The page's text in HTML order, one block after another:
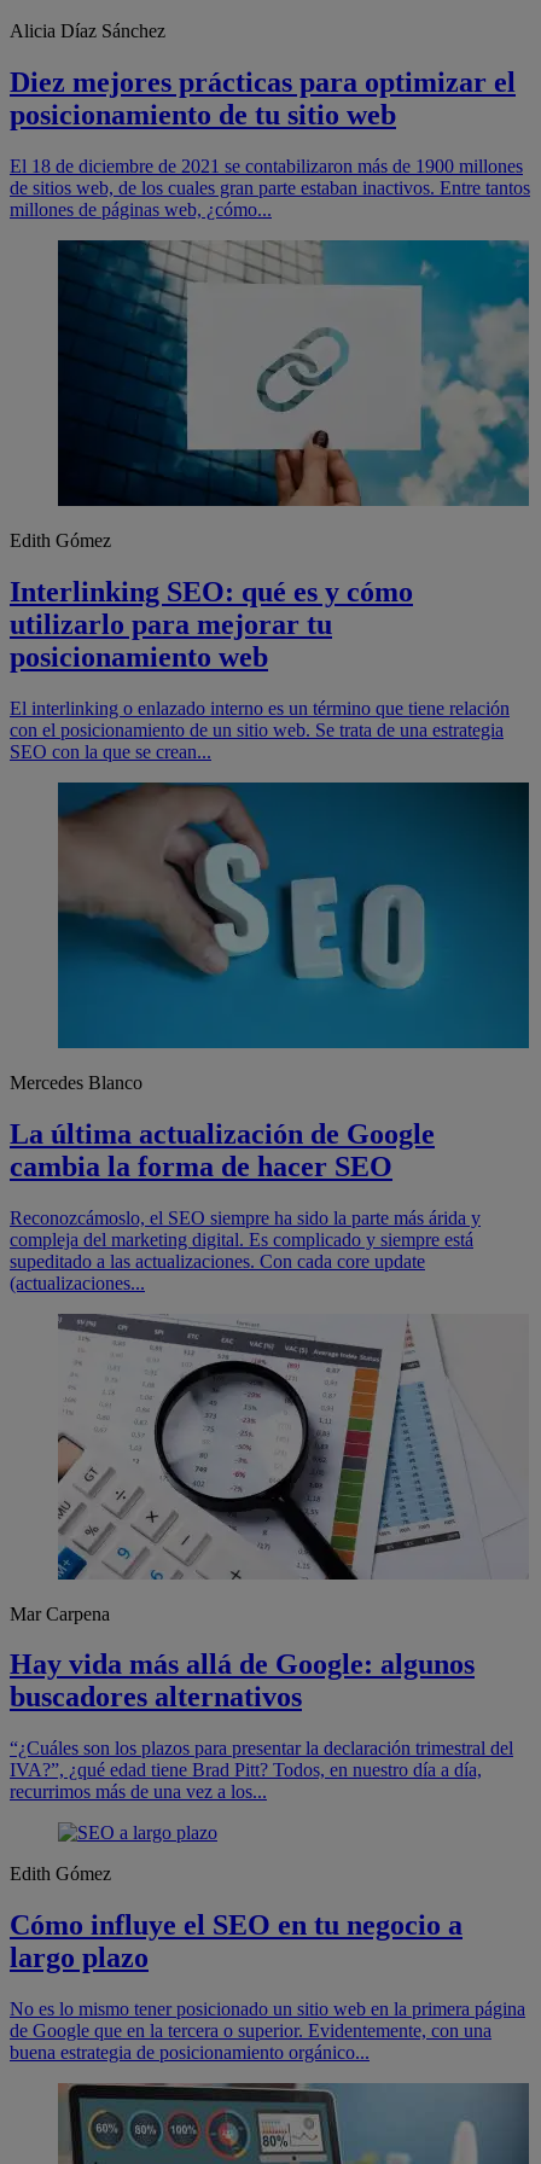
Alicia Díaz Sánchez
Diez mejores prácticas para optimizar el
posicionamiento de tu sitio web
El 18 de diciembre de 2021 se contabilizaron más de 1900 millones
de sitios web, de los cuales gran parte estaban inactivos. Entre tantos
millones de páginas web, ¿cómo...
Edith Gómez
Interlinking SEO: qué es y cómo
utilizarlo para mejorar tu
posicionamiento web
El interlinking o enlazado interno es un término que tiene relación
con el posicionamiento de un sitio web. Se trata de una estrategia
SEO con la que se crean...
Mercedes Blanco
La última actualización de Google
cambia la forma de hacer SEO
Reconozcámoslo, el SEO siempre ha sido la parte más árida y
compleja del marketing digital. Es complicado y siempre está
supeditado a las actualizaciones. Con cada core update
(actualizaciones...
Mar Carpena
Hay vida más allá de Google: algunos
buscadores alternativos
“¿Cuáles son los plazos para presentar la declaración trimestral del
IVA?”, ¿qué edad tiene Brad Pitt? Todos, en nuestro día a día,
recurrimos más de una vez a los...
Edith Gómez
Cómo influye el SEO en tu negocio a
largo plazo
No es lo mismo tener posicionado un sitio web en la primera página
de Google que en la tercera o superior. Evidentemente, con una
buena estrategia de posicionamiento orgánico...